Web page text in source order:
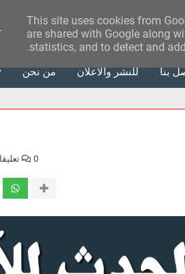
من نحن للنشر والاعلان بنا
0 تعليقات
This site uses cookies from
are shared with Google along
statistics, and to detect and